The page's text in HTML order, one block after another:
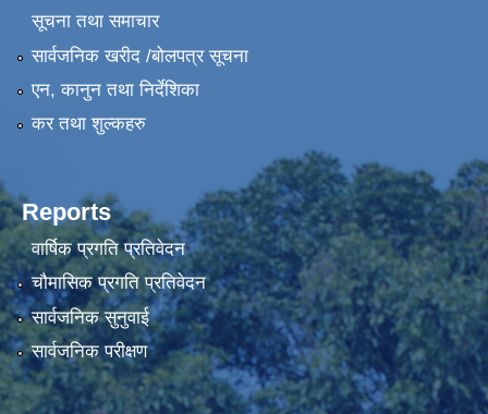
सूचना तथा समाचार
सार्वजनिक खरीद /बोलपत्र सूचना
एन, कानुन तथा निर्देशिका
कर तथा शुल्कहरु
Reports
वार्षिक प्रगति प्रतिवेदन
चौमासिक प्रगति प्रतिवेदन
सार्वजनिक सुनुवाई
सार्वजनिक परीक्षण